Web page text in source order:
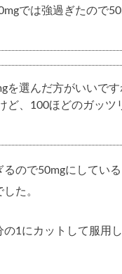
では強過ぎたので
を選んだ方がいいで
ど、100ほどのガッツ
るので50mgにしてい
た。
の1にカットして服用